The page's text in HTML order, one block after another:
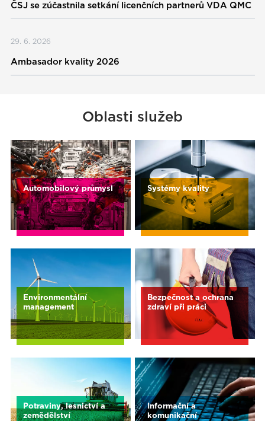
ČSJ se zúčastnila setkání licenčních partnerů VDA QMC
29. 6. 2026
Ambasador kvality 2026
Oblasti služeb
Automobilový průmysl Systémy kvality
Environmentální
management
Bezpečnost a ochrana
zdraví při práci
Potraviny, lesnictví a
zemědělství
Informační a
komunikační